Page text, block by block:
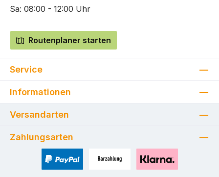
Sa: 08:00 - 12:00 Uhr
Routenplaner starten
Service
Informationen
Versandarten
Zahlungsarten